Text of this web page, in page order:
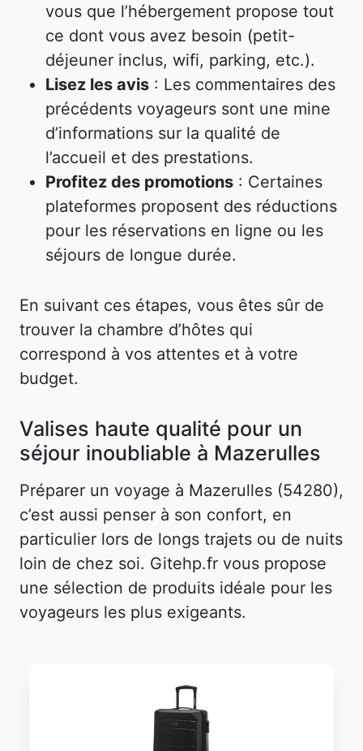
vous que l’hébergement propose tout
ce dont vous avez besoin (petit-
déjeuner inclus, wifi, parking, etc.).
Lisez les avis : Les commentaires des
précédents voyageurs sont une mine
d’informations sur la qualité de
l’accueil et des prestations.
Profitez des promotions : Certaines
plateformes proposent des réductions
pour les réservations en ligne ou les
séjours de longue durée.
En suivant ces étapes, vous êtes sûr de
trouver la chambre d’hôtes qui
correspond à vos attentes et à votre
budget.
Valises haute qualité pour un
séjour inoubliable à Mazerulles
Préparer un voyage à Mazerulles (54280),
c’est aussi penser à son confort, en
particulier lors de longs trajets ou de nuits
loin de chez soi. Gitehp.fr vous propose
une sélection de produits idéale pour les
voyageurs les plus exigeants.